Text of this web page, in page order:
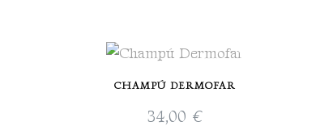
CHAMPÚ DERMOFAR
34,00 €